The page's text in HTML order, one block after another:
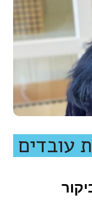
סוציאלית
עובדים